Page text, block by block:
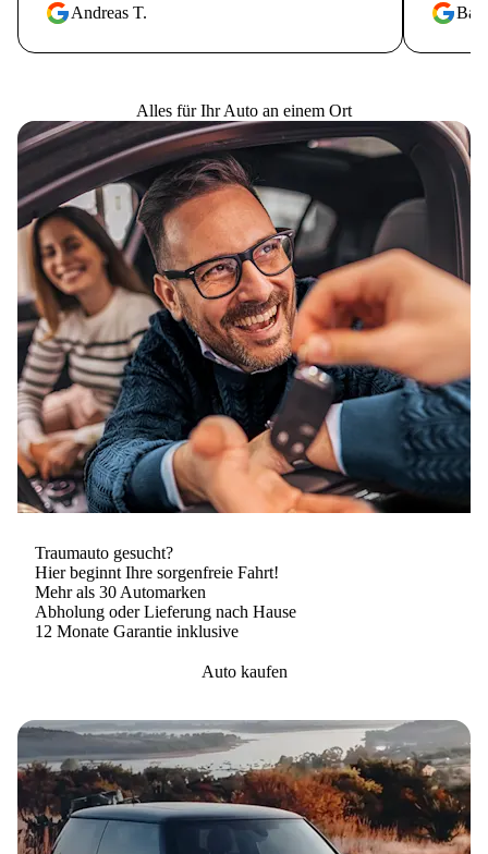
Andreas T.
Alles für Ihr Auto an einem Ort
Traumauto gesucht?
Hier beginnt Ihre sorgenfreie Fahrt!
Mehr als 30 Automarken
Abholung oder Lieferung nach Hause
12 Monate Garantie inklusive
Auto kaufen